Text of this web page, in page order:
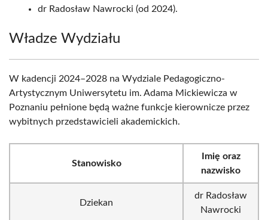
dr Radosław Nawrocki (od 2024).
Władze Wydziału
W kadencji 2024–2028 na Wydziale Pedagogiczno-
Artystycznym Uniwersytetu im. Adama Mickiewicza w
Poznaniu pełnione będą ważne funkcje kierownicze przez
wybitnych przedstawicieli akademickich.
Stanowisko
Imię oraz
nazwisko
Dziekan
dr Radosław
Nawrocki